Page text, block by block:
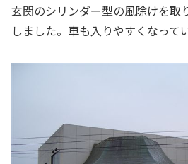
玄関のシリンダー型の風除けを取
しました。車も入りやすくなって